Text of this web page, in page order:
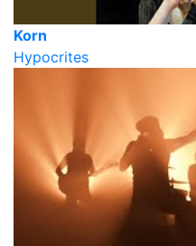
Korn
Hypocrites